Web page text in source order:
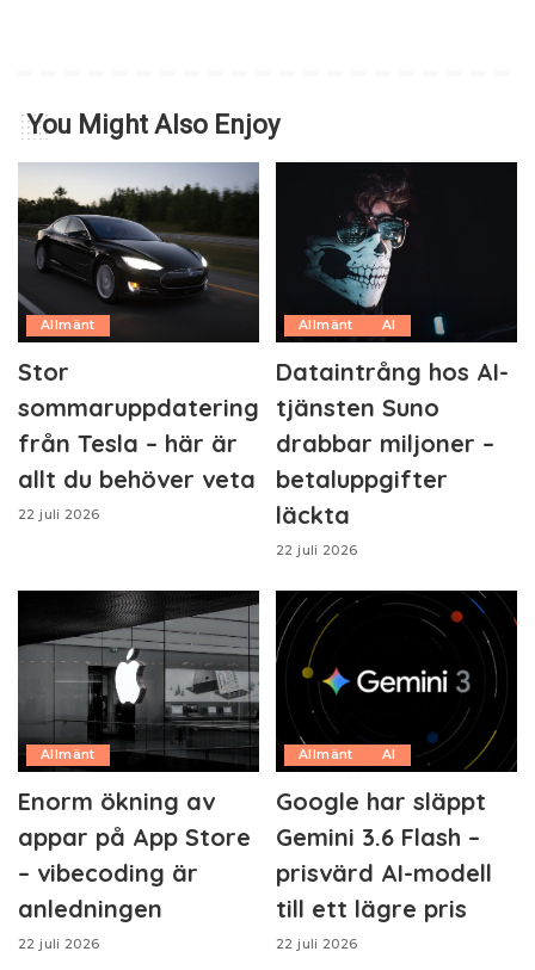
You Might Also Enjoy
Allmänt
Stor
sommaruppdatering
från Tesla – här är
allt du behöver veta
22 juli 2026
Allmänt AI
Dataintrång hos AI-
tjänsten Suno
drabbar miljoner –
betaluppgifter
läckta
22 juli 2026
Allmänt
Enorm ökning av
appar på App Store
– vibecoding är
anledningen
22 juli 2026
Allmänt AI
Google har släppt
Gemini 3.6 Flash –
prisvärd AI-modell
till ett lägre pris
22 juli 2026